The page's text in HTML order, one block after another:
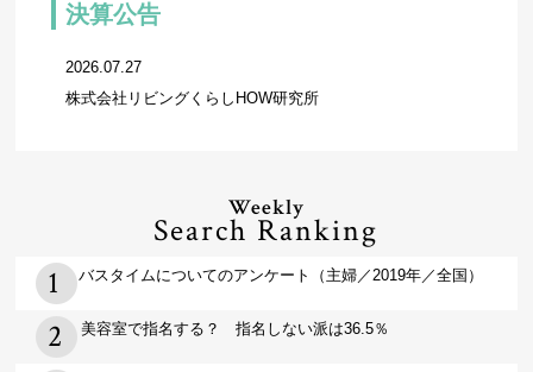
決算公告
2026.07.27
株式会社リビングくらしHOW研究所
Weekly
Search Ranking
バスタイムについてのアンケート（主婦／2019年／全国）
美容室で指名する？ 指名しない派は36.5％